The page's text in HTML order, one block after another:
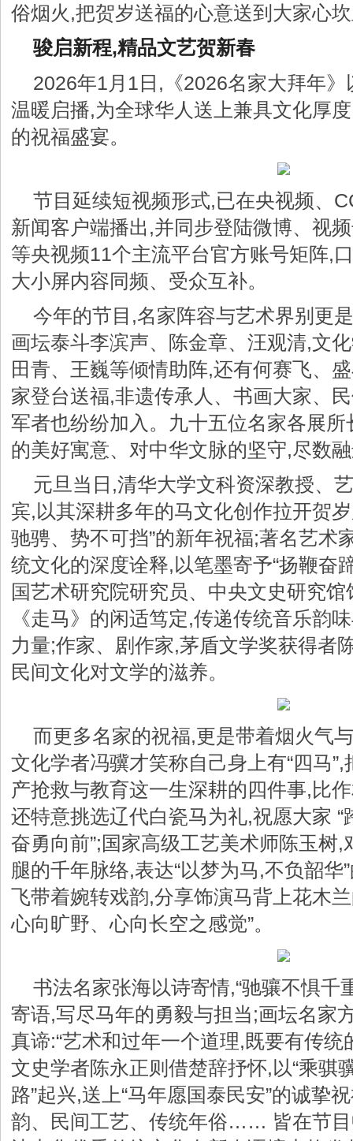
俗烟火,把贺岁送福的心意送到大家心
骏启新程,精品文艺贺新春
2026年1月1日,《2026名家大拜年
温暖启播,为全球华人送上兼具文化厚
的祝福盛宴。
节目延续短视频形式,已在央视频、
新闻客户端播出,并同步登陆微博、视
等央视频11个主流平台官方账号矩阵,
大小屏内容同频、受众互补。
今年的节目,名家阵容与艺术界别更
画坛泰斗李滨声、陈金章、汪观清,文
田青、王巍等倾情助阵,还有何赛飞、
家登台送福,非遗传承人、书画大家、
军者也纷纷加入。九十五位名家各展
的美好寓意、对中华文脉的坚守,尽数
元旦当日,清华大学文科资深教授、
宾,以其深耕多年的马文化创作拉开贺
驰骋、势不可挡”的新年祝福;著名艺术
统文化的深度诠释,以笔墨寄予“扬鞭奋
国艺术研究院研究员、中央文史研究
《走马》的闲适笃定,传递传统音乐韵
力量;作家、剧作家,茅盾文学奖获得者
民间文化对文学的滋养。
而更多名家的祝福,更是带着烟火气
文化学者冯骥才笑称自己身上有“四马
产抢救与教育这一生深耕的四件事,比
还特意挑选辽代白瓷马为礼,祝愿大家
奋勇向前”;国家高级工艺美术师陈玉树
腿的千年脉络,表达“以梦为马,不负韶华
飞带着婉转戏韵,分享饰演马背上花木
心向旷野、心向长空之感觉”。
书法名家张海以诗寄情,“驰骧不惧千
寄语,写尽马年的勇毅与担当;画坛名家
真谛:“艺术和过年一个道理,既要有传统
文史学者陈永正则借楚辞抒怀,以“乘骐
路”起兴,送上“马年愿国泰民安”的诚挚
韵、民间工艺、传统年俗…… 皆在节